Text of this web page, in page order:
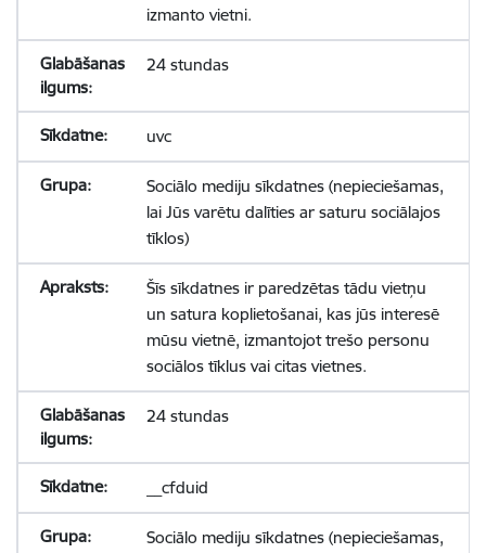
izmanto vietni.
24 stundas
uvc
Sociālo mediju sīkdatnes (nepieciešamas,
lai Jūs varētu dalīties ar saturu sociālajos
tīklos)
Šīs sīkdatnes ir paredzētas tādu vietņu
un satura koplietošanai, kas jūs interesē
mūsu vietnē, izmantojot trešo personu
sociālos tīklus vai citas vietnes.
24 stundas
__cfduid
Sociālo mediju sīkdatnes (nepieciešamas,